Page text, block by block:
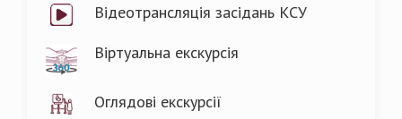
Відеотрансляція засідань КСУ
Віртуальна екскурсія
Оглядові екскурсії